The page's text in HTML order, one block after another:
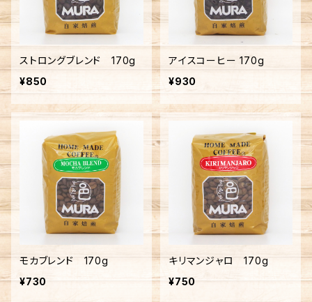
ストロングブレンド 170g
¥850
アイスコーヒー 170g
¥930
モカブレンド 170g
¥730
キリマンジャロ 170g
¥750